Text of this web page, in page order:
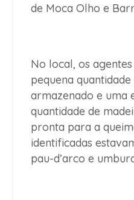
de Moca Olho e
No local, os
pequena
armazenado e uma
quantidade de
pronta para a
identificadas
pau-d’arco e